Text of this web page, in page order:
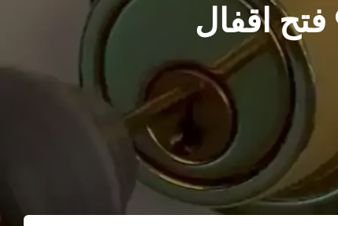
فتح اقفال اسطبلات الجهراء 97477575 فتح اقفال